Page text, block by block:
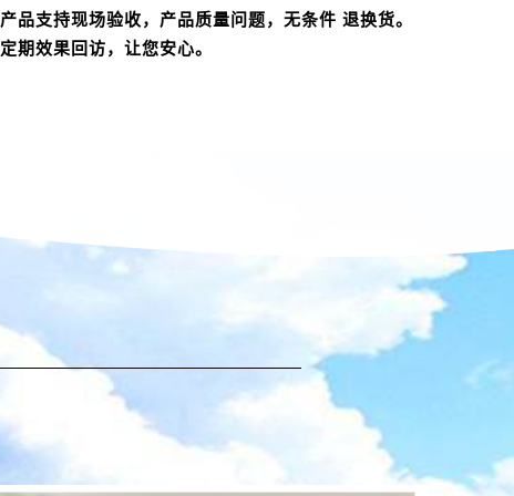
产品支持现场验收，产品质量问题，无条件 退换货。
定期效果回访，让您安心。